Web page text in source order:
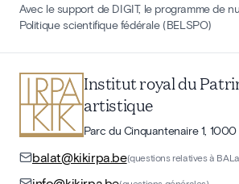
Avec le support de DIGIT, le programme de
Politique scientifique fédérale (BELSPO)
Institut royal du
artistique
Parc du Cinquantenaire 1,
balat@kikirpa.be(questions relatives à